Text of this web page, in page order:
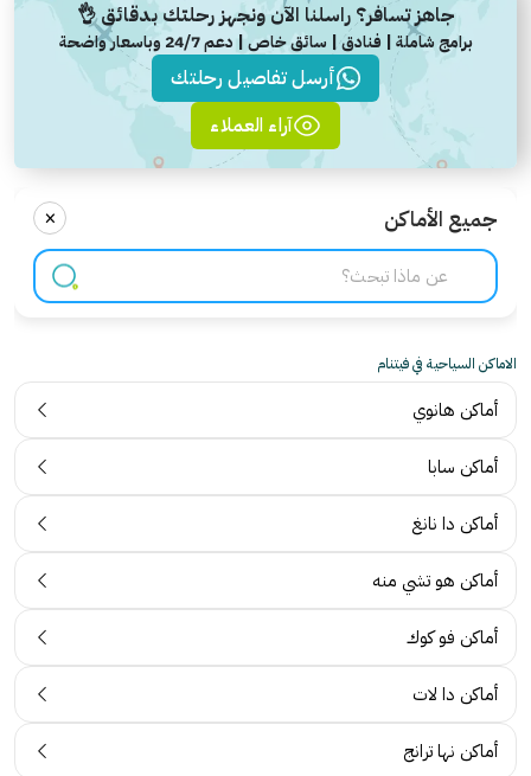
جاهز تسافر؟ راسلنا الآن ونجهز رحلتك بدقائق 👌
برامج شاملة | فنادق | سائق خاص | دعم 24/7 وباسعار واضحة
أرسل تفاصيل رحلتك
آراء العملاء
جميع الأماكن ×
الاماكن السياحية في فيتنام
أماكن هانوي
أماكن سابا
أماكن دا نانغ
أماكن هو تشي منه
أماكن فو كوك
أماكن دا لات
أماكن نها ترانج